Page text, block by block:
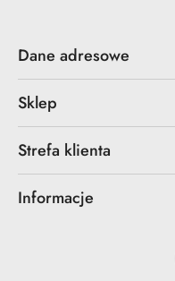
Dane adresowe
Sklep
Strefa klienta
Informacje